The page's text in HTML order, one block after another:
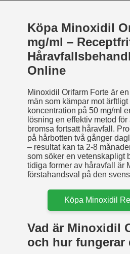
Köpa Minoxidil
mg/ml –
Online
Minoxidil Orifarm Forte är
män som kämpar mot
koncentration på 50 mg/ml
lösning en effektiv metod
bromsa fortsatt håravfall.
på hårbotten två gånger
– resultat kan ta 2-8
som söker en vetenskapligt
tidiga former av håravfall är
förstahandsval på den
Köpa Minoxidil
Vad är Minoxidil
och hur fungerar